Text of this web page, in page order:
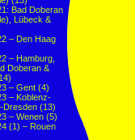
Bad Doberan
Lübeck &
– Den Haag
– Hamburg,
Doberan &
– Gent (4)
– Koblenz-
Dresden (13)
– Wenen (5)
(1) – Rouen